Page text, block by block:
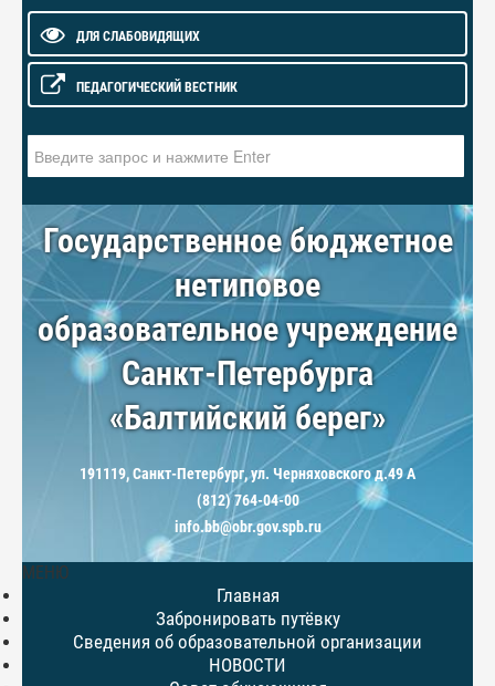
ДЛЯ СЛАБОВИДЯЩИХ
ПЕДАГОГИЧЕСКИЙ ВЕСТНИК
Государственное бюджетное
нетиповое
образовательное учреждение
Санкт-Петербурга
«Балтийский берег»
191119, Санкт-Петербург, ул. Черняховского д.49 А
(812) 764-04-00
info.bb@obr.gov.spb.ru
МЕНЮ
Главная
Забронировать путёвку
Сведения об образовательной организации
НОВОСТИ